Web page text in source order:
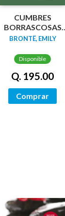
CUMBRES
BORRASCOSAS
(EDICION LIMITADA
TINTADOS)
BRONTË, EMILY
Disponible
Q. 195.00
Comprar